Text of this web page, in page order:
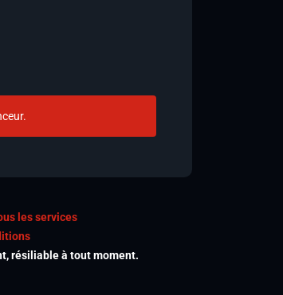
les services
résiliable à tout moment.